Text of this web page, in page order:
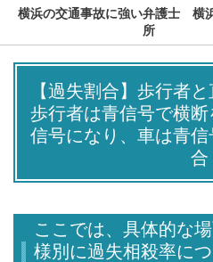
横浜の交通事故に強い弁護士 横
所
【過失割合】歩行者
歩行者は青信号で横
信号になり、車は青
合
ここでは、具体的な
様別に過失相殺率に